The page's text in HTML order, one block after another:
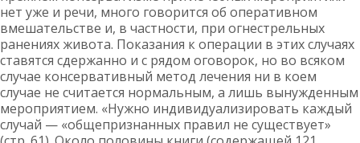
нет уже и речи, много говорится об оперативном
вмешательстве и, в частности, при огнестрельных
ранениях живота. Показания к операции в этих случаях
ставятся сдержанно и с рядом оговорок, но во всяком
случае консервативный метод лечения ни в коем
случае не считается нормальным, а лишь вынужденным
мероприятием. «Нужно индивидуализировать каждый
случай — «общепризнанных правил не существует»